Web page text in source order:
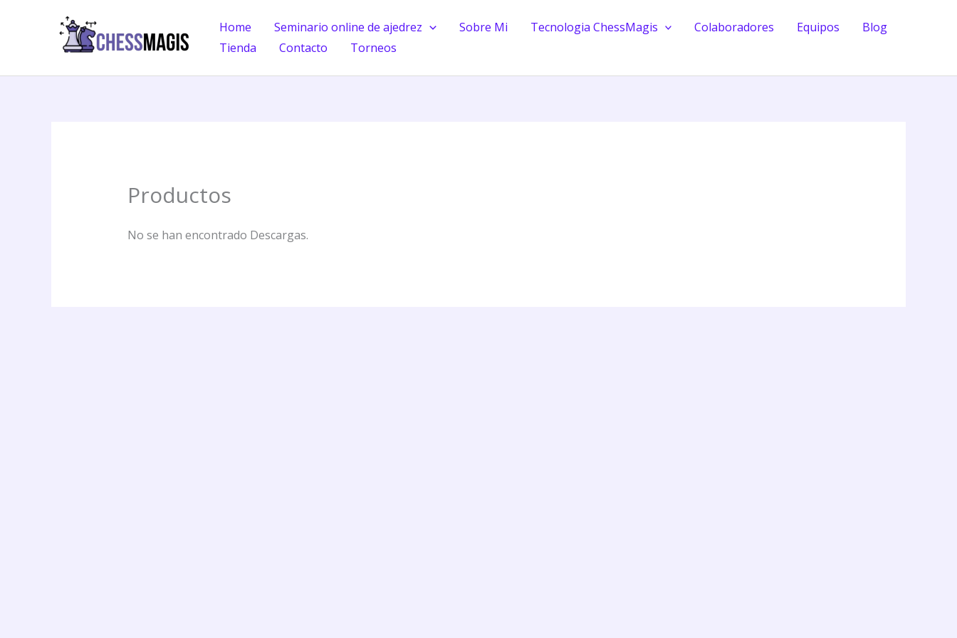
Home Seminario online de ajedrez Sobre Mi Tecnologia ChessMagis Colaboradores Equipos
Blog
Tienda
Contacto Torneos
Productos
No se han encontrado Descargas.